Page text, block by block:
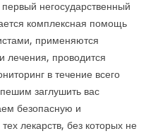
негосударственный
комплексная помощь
применяются
лечения, проводится
в течение всего
заглушить вас
безопасную и
лекарств, без которых не